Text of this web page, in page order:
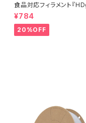
食品対応フィラメント『
s』：お試しサンプル 10M
¥784
20%OFF